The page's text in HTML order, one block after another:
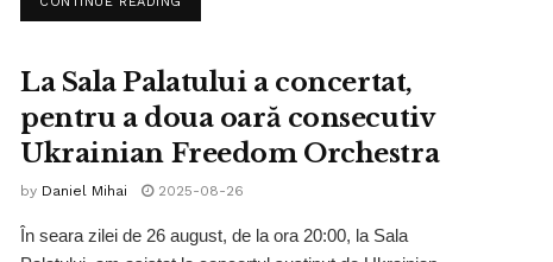
La Sala Palatului a concertat,
pentru a doua oară consecutiv
Ukrainian Freedom Orchestra
by Daniel Mihai 2025-08-26
În seara zilei de 26 august, de la ora 20:00, la Sala